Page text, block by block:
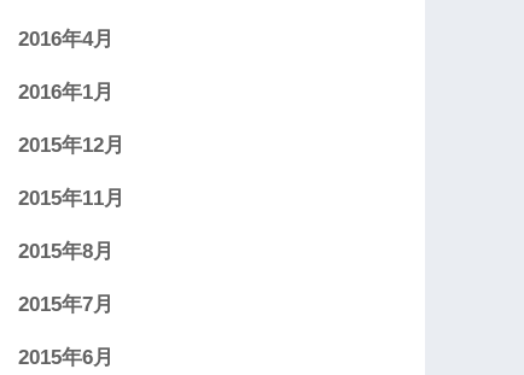
2016年4月
2016年1月
2015年12月
2015年11月
2015年8月
2015年7月
2015年6月